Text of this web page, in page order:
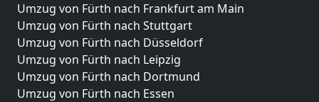
Umzug von Fürth nach Frankfurt am Main
Umzug von Fürth nach Stuttgart
Umzug von Fürth nach Düsseldorf
Umzug von Fürth nach Leipzig
Umzug von Fürth nach Dortmund
Umzug von Fürth nach Essen